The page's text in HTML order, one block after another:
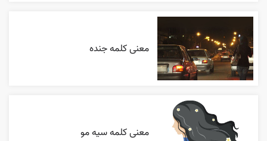
معنی کلمه جنده
معنی کلمه سیه مو